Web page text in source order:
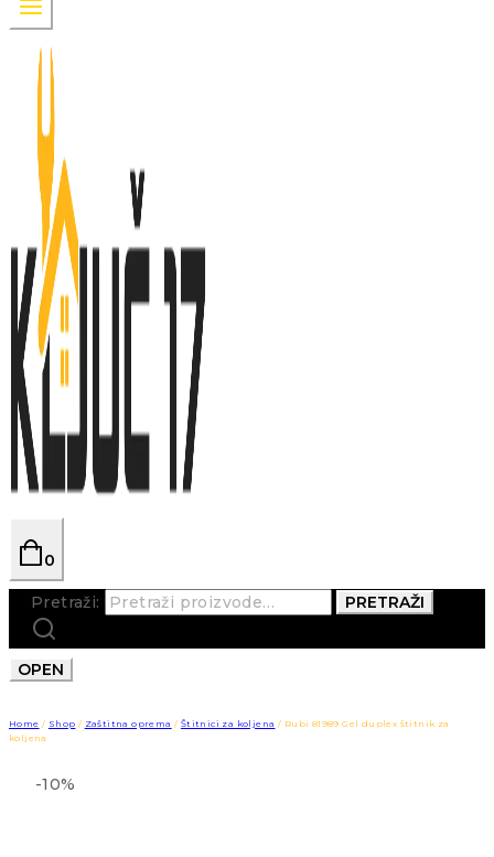
0
Pretraži: PRETRAŽI
OPEN
Home / Shop / Zaštitna oprema / Štitnici za koljena / Rubi 81989 Gel duplex štitnik za
koljena
-10%